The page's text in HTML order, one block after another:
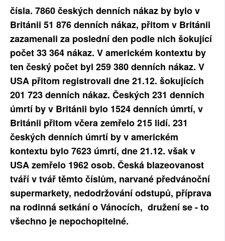
čísla. 7860 českých denních nákaz by bylo v
Británii 51 876 denních nákaz, přitom v Británii
zazamenali za poslední den podle nich šokující
počet 33 364 nákaz. V americkém kontextu by
ten český počet byl 259 380 denních nákaz. V
USA přitom registrovali dne 21.12. šokujících
201 723 denních nákaz. Českých 231 denních
úmrtí by v Británii bylo 1524 denních úmrtí, v
Británii přitom včera zemřelo 215 lidí. 231
českých denních úmrtí by v americkém
kontextu bylo 7623 úmrtí, dne 21.12. však v
USA zemřelo 1962 osob. Česká blazeovanost
tváří v tvář těmto číslům, narvané předvánoční
supermarkety, nedodržování odstupů, příprava
na rodinná setkání o Vánocích, družení se - to
všechno je nepochopitelné.